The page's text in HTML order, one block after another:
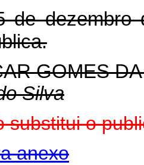
de dezembro
GOMES
Silva
substitui o
anexo